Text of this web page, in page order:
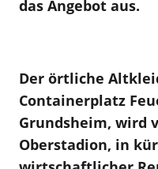
das Angebot aus.
Der örtliche
Containerplatz
Grundsheim, wird
Oberstadion, in